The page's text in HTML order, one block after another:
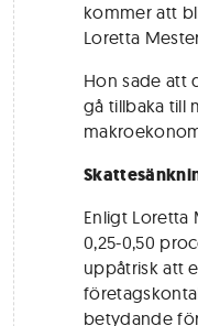
kommer att
Loretta
Hon sade att
gå tillbaka till
Enligt Loretta
0,25-0,50
uppåtrisk att
betydande